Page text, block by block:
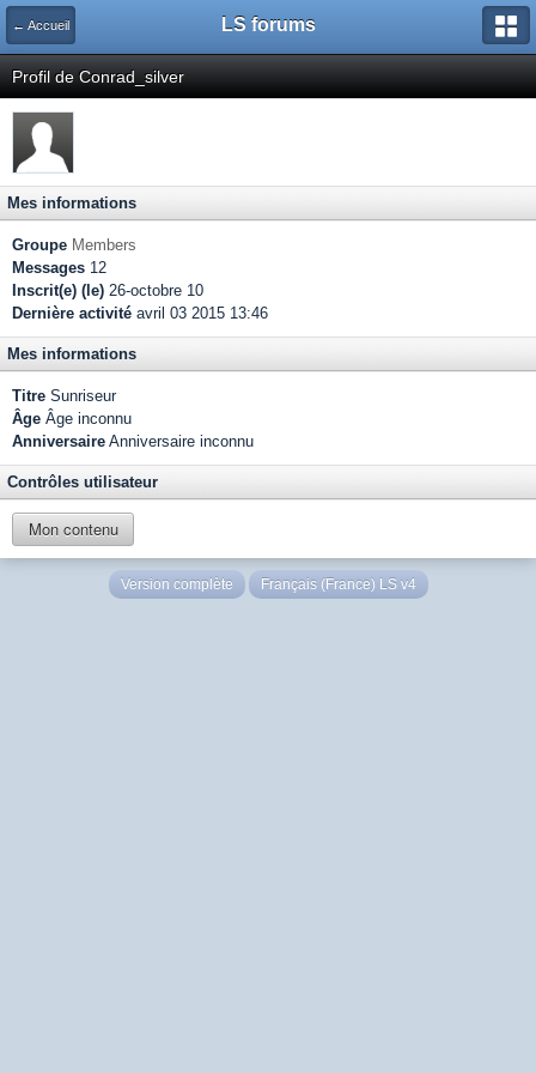
← Accueil LS forums
Profil de Conrad_silver
Mes informations
Groupe Members
Messages 12
Inscrit(e) (le) 26-octobre 10
Dernière activité avril 03 2015 13:46
Mes informations
Titre Sunriseur
Âge Âge inconnu
Anniversaire Anniversaire inconnu
Contrôles utilisateur
Mon contenu
Version complète Français (France) LS v4